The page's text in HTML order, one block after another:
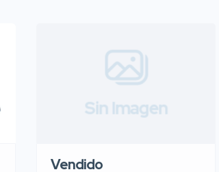
Sin Imagen
Vendido